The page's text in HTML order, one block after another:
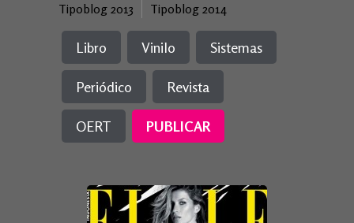
Tipoblog 2013
Tipoblog 2014
Libro Vinilo Sistemas
Periódico Revista
OERT PUBLICAR